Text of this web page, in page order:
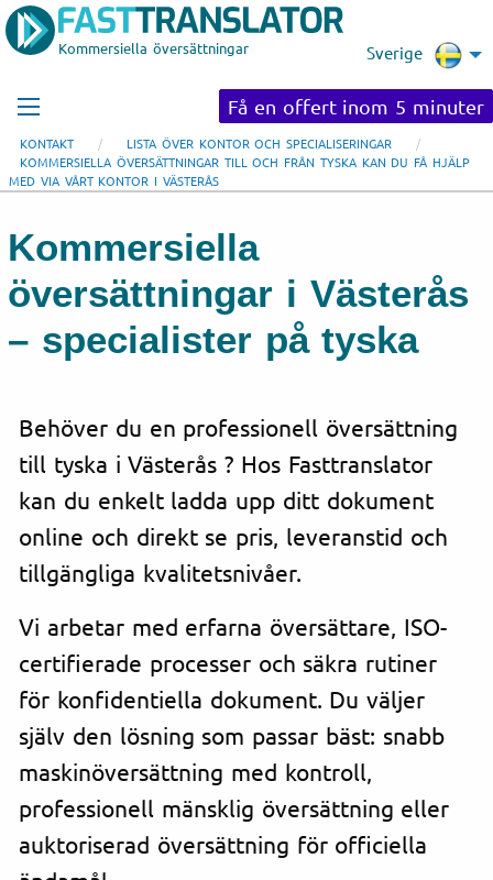
Kommersiella översättningar Sverige
Få en offert inom 5 minuter
KONTAKT
LISTA ÖVER KONTOR OCH SPECIALISERINGAR
KOMMERSIELLA ÖVERSÄTTNINGAR TILL OCH FRÅN TYSKA KAN DU FÅ HJÄLP
MED VIA VÅRT KONTOR I VÄSTERÅS
Kommersiella
översättningar i Västerås
– specialister på tyska
Behöver du en professionell översättning
till tyska i Västerås ? Hos Fasttranslator
kan du enkelt ladda upp ditt dokument
online och direkt se pris, leveranstid och
tillgängliga kvalitetsnivåer.
Vi arbetar med erfarna översättare, ISO-
certifierade processer och säkra rutiner
för konfidentiella dokument. Du väljer
själv den lösning som passar bäst: snabb
maskinöversättning med kontroll,
professionell mänsklig översättning eller
auktoriserad översättning för officiella